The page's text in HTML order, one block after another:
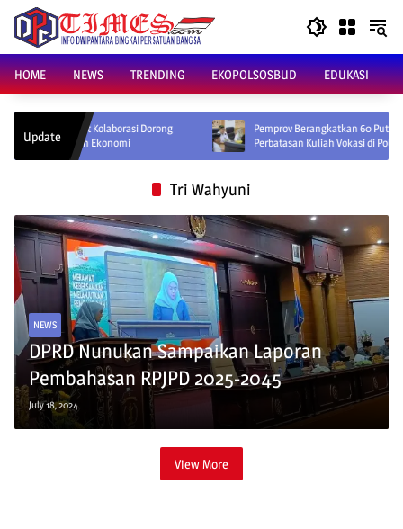
content
HOME
NEWS TRENDING EKOPOLSOSBUD EDUKASI
Update
Kolaborasi Dorong
Ekonomi
Pemprov Berangkatkan 60 Putra-Putri Petani
Perbatasan Kuliah Vokasi di Politeknik Samarinda
Tri Wahyuni
NEWS
DPRD Nunukan Sampaikan Laporan
Pembahasan RPJPD 2025-2045
July 18, 2024
View More